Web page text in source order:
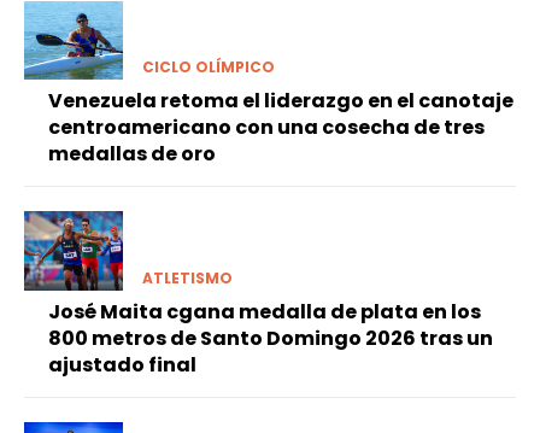
CICLO OLÍMPICO
Venezuela retoma el liderazgo en el canotaje
centroamericano con una cosecha de tres
medallas de oro
ATLETISMO
José Maita cgana medalla de plata en los
800 metros de Santo Domingo 2026 tras un
ajustado final